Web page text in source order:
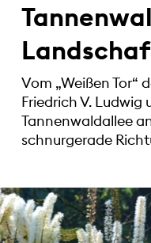
Vom „Weißen Tor“
Friedrich V. Ludwig
Tannenwaldallee
schnurgerade